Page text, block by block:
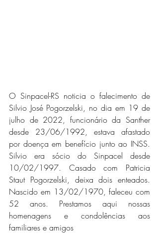
O Sinpacel-RS noticia o falecimento de
Silvio José Pogorzelski, no dia em 19 de
julho de 2022, funcionário da Santher
desde 23/06/1992, estava afastado
por doença em benefício junto ao INSS.
Silvio era sócio do Sinpacel desde
10/02/1997. Casado com Patricia
Staut Pogorzelski, deixa dois enteados.
Nascido em 13/02/1970, faleceu com
52 anos. Prestamos aqui nossas
homenagens e condolências aos
familiares e amigos